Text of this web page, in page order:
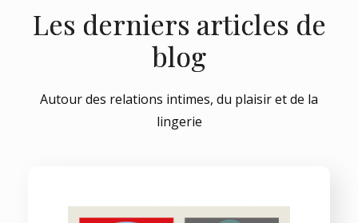
Les derniers articles de
blog
Autour des relations intimes, du plaisir et de la
lingerie